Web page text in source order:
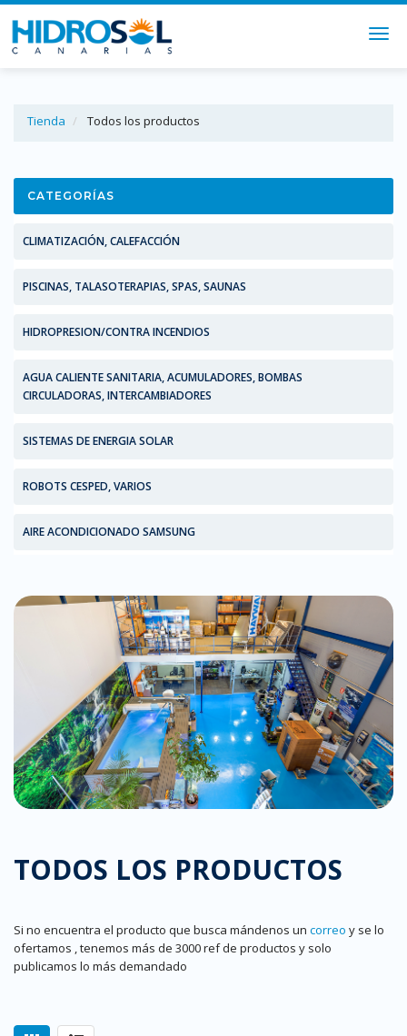
Tienda Todos los productos
CATEGORÍAS
CLIMATIZACIÓN, CALEFACCIÓN
PISCINAS, TALASOTERAPIAS, SPAS, SAUNAS
HIDROPRESION/CONTRA INCENDIOS
AGUA CALIENTE SANITARIA, ACUMULADORES, BOMBAS
CIRCULADORAS, INTERCAMBIADORES
SISTEMAS DE ENERGIA SOLAR
ROBOTS CESPED, VARIOS
AIRE ACONDICIONADO SAMSUNG
TODOS LOS PRODUCTOS
Si no encuentra el producto que busca mándenos un correo y se lo
ofertamos , tenemos más de 3000 ref de productos y solo
publicamos lo más demandado